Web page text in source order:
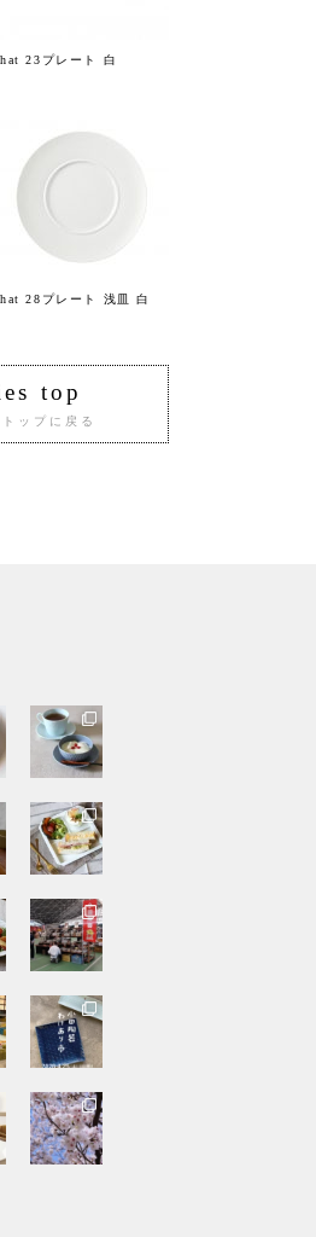
hat 23プレート 白
hat 28プレート 浅皿 白
top
ップに戻る